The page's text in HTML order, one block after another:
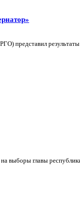
представил
выборы главы